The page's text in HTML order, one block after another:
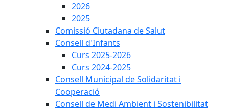
2026
2025
Comissió Ciutadana de Salut
Consell d'Infants
Curs 2025-2026
Curs 2024-2025
Consell Municipal de Solidaritat i
Cooperació
Consell de Medi Ambient i Sostenibilitat